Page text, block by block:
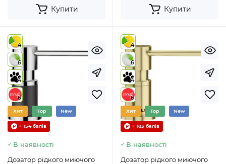
Купити Купити
4
6
4
6
Хит Top New
+ 154 балів
В наявності
Дозатор рідкого миючого
4
6
4
6
Хит Top New
+ 183 балів
В наявності
Дозатор рідкого миючого